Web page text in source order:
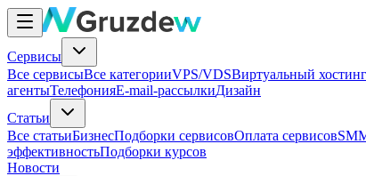
Сервисы
Все сервисыВсе категорииVPS/VDSВиртуальный хостинг
агентыТелефонияE-mail-рассылкиДизайн
Статьи
Все статьиБизнесПодборки сервисовОплата сервисов
эффективностьПодборки курсов
Новости